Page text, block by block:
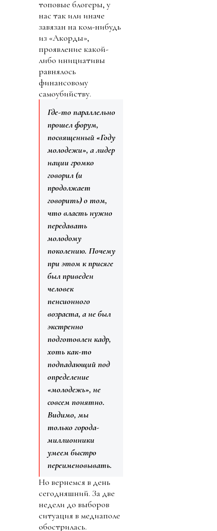
топовые блогеры, у
нас так или иначе
завязан на ком-нибудь
из «Акорды»,
проявление какой-
либо инициативы
равнялось
финансовому
самоубийству.
Где-то параллельно
прошел форум,
посвященный «Году
молодежи», а лидер
нации громко
говорил (и
продолжает
говорить) о том,
что власть нужно
передавать
молодому
поколению. Почему
при этом к присяге
был приведен
человек
пенсионного
возраста, а не был
экстренно
подготовлен кадр,
хоть как-то
подпадающий под
определение
«молодежь», не
совсем понятно.
Видимо, мы
только города-
миллионники
умеем быстро
переименовывать.
Но вернемся в день
сегодняшний. За две
недели до выборов
ситуация в медиаполе
обострилась.